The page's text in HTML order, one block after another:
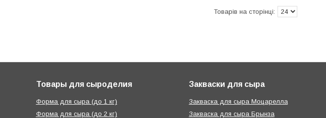
Товары для сыроделия
Форма для сыра (до 1 кг)
Форма для сыра (до 2 кг)
Закваски для сыра
Закваска для сыра Моцарелла
Закваска для сыра Брынза